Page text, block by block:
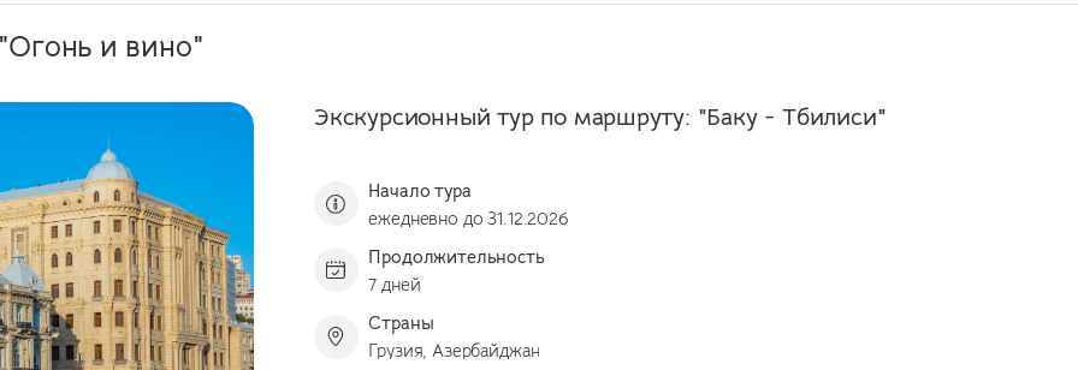
Туры в Калининград с перелетом
Отели в Калининградской области
и вино"
Экскурсионный тур по маршруту: "Баку - Тбилиси"
Начало тура
ежедневно до 31.12.2026
Продолжительность
7 дней
Страны
Грузия, Азербайджан